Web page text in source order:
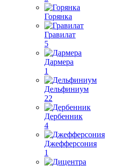
Горянка
Гравилат
5
Дармера
1
Дельфиниум
22
Дербенник
4
Джефферсония
1